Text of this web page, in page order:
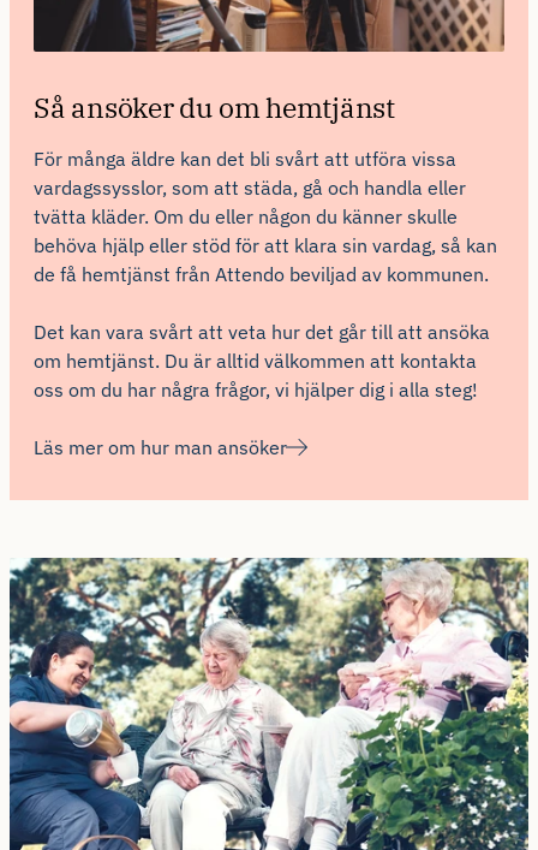
Så ansöker du om hemtjänst
För många äldre kan det bli svårt att utföra vissa
vardagssysslor, som att städa, gå och handla eller
tvätta kläder. Om du eller någon du känner skulle
behöva hjälp eller stöd för att klara sin vardag, så kan
de få hemtjänst från Attendo beviljad av kommunen.
Det kan vara svårt att veta hur det går till att ansöka
om hemtjänst. Du är alltid välkommen att kontakta
oss om du har några frågor, vi hjälper dig i alla steg!
Läs mer om hur man ansöker